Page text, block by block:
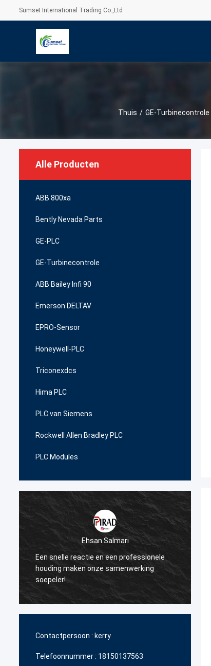
Sumset International Trading Co.,Ltd
Thuis / GE-Turbinecontrole
Alle Producten
ABB 800xa
Bently Nevada Parts
GE-PLC
GE-Turbinecontrole
ABB Bailey Infi 90
Emerson DELTAV
EPRO-Sensor
Honeywell-PLC
Triconexdcs
Hima PLC
PLC van Siemens
Rockwell Allen Bradley PLC
PLC Modules
Ehsan Salmari
Een snelle reactie en een professionele
houding maken onze samenwerking
soepeler!
Contactpersoon : kerry
Telefoonnummer : 18150137563